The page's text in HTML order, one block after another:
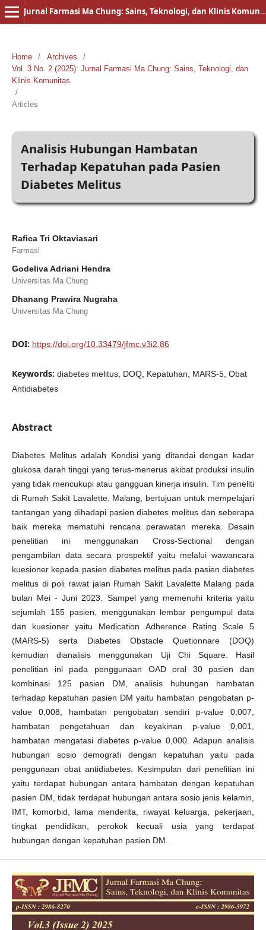
Jurnal Farmasi Ma Chung: Sains, Teknologi, dan Klinis Komunitas
Home / Archives
/
Vol. 3 No. 2 (2025): Jurnal Farmasi Ma Chung: Sains, Teknologi, dan
Klinis Komunitas
/
Articles
Analisis Hubungan Hambatan
Terhadap Kepatuhan pada Pasien
Diabetes Melitus
Rafica Tri Oktaviasari
Farmasi
Godeliva Adriani Hendra
Universitas Ma Chung
Dhanang Prawira Nugraha
Universitas Ma Chung
DOI: https://doi.org/10.33479/jfmc.v3i2.86
Keywords: diabetes melitus, DOQ, Kepatuhan, MARS-5, Obat
Antidiabetes
Abstract
Diabetes Melitus adalah Kondisi yang ditandai dengan kadar
glukosa darah tinggi yang terus-menerus akibat produksi insulin
yang tidak mencukupi atau gangguan kinerja insulin. Tim peneliti
di Rumah Sakit Lavalette, Malang, bertujuan untuk mempelajari
tantangan yang dihadapi pasien diabetes melitus dan seberapa
baik mereka mematuhi rencana perawatan mereka. Desain
penelitian ini menggunakan Cross-Sectional dengan
pengambilan data secara prospektif yaitu melalui wawancara
kuesioner kepada pasien diabetes melitus pada pasien diabetes
melitus di poli rawat jalan Rumah Sakit Lavalette Malang pada
bulan Mei - Juni 2023. Sampel yang memenuhi kriteria yaitu
sejumlah 155 pasien, menggunakan lembar pengumpul data
dan kuesioner yaitu Medication Adherence Rating Scale 5
(MARS-5) serta Diabetes Obstacle Quetionnare (DOQ)
kemudian dianalisis menggunakan Uji Chi Square. Hasil
penelitian ini pada penggunaan OAD oral 30 pasien dan
kombinasi 125 pasien DM, analisis hubungan hambatan
terhadap kepatuhan pasien DM yaitu hambatan pengobatan p-
value 0,008, hambatan pengobatan sendiri p-value 0,007,
hambatan pengetahuan dan keyakinan p-value 0,001,
hambatan mengatasi diabetes p-value 0,000. Adapun analisis
hubungan sosio demografi dengan kepatuhan yaitu pada
penggunaan obat antidiabetes. Kesimpulan dari penelitian ini
yaitu terdapat hubungan antara hambatan dengan kepatuhan
pasien DM, tidak terdapat hubungan antara sosio jenis kelamin,
IMT, komorbid, lama menderita, riwayat keluarga, pekerjaan,
tingkat pendidikan, perokok kecuali usia yang terdapat
hubungan dengan kepatuhan pasien DM.